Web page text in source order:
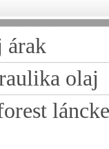
árak
olaj